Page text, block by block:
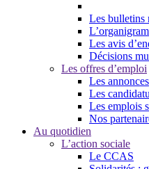
Les bulletins
Les avis
Décisions
Les offres d’emploi
Les annonces
Les
Les emplois
Nos
Au quotidien
L’action sociale
Le CCAS